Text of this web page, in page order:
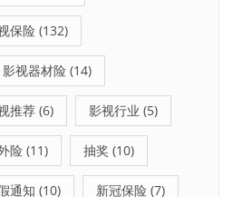
保险 (132)
影视器材险 (14)
推荐 (6) 影视行业 (5)
险 (11) 抽奖 (10)
通知 (10) 新冠保险 (7)